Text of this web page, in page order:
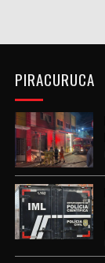
PIRACURUCA